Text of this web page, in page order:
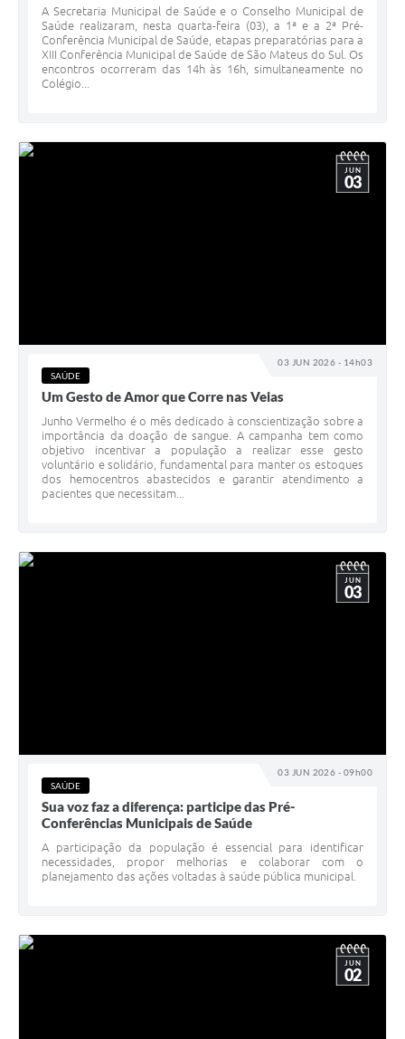
A Secretaria Municipal de Saúde e o Conselho Municipal de
Saúde realizaram, nesta quarta-feira (03), a 1ª e a 2ª Pré-
Conferência Municipal de Saúde, etapas preparatórias para a
XIII Conferência Municipal de Saúde de São Mateus do Sul. Os
encontros ocorreram das 14h às 16h, simultaneamente no
Colégio...
03 JUN 2026 - 14h03
JUN
03
SAÚDE
Um Gesto de Amor que Corre nas Veias
Junho Vermelho é o mês dedicado à conscientização sobre a
importância da doação de sangue. A campanha tem como
objetivo incentivar a população a realizar esse gesto
voluntário e solidário, fundamental para manter os estoques
dos hemocentros abastecidos e garantir atendimento a
pacientes que necessitam...
03 JUN 2026 - 09h00
JUN
03
SAÚDE
Sua voz faz a diferença: participe das Pré-
Conferências Municipais de Saúde
A participação da população é essencial para identificar
necessidades, propor melhorias e colaborar com o
planejamento das ações voltadas à saúde pública municipal.
JUN
02